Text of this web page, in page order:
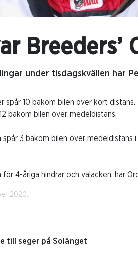
Breeders’
under tisdagskvällen har
spår 10 bakom bilen över kort
bakom bilen över medeldistans.
spår 3 bakom bilen över
för 4-åriga hindrar och valacken, har
2020.
till seger på Solänget